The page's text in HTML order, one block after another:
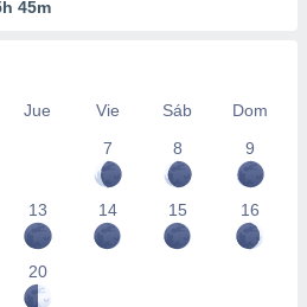
45m
Jue Vie Sáb
Dom
7
8 9
13 14 15 16
20